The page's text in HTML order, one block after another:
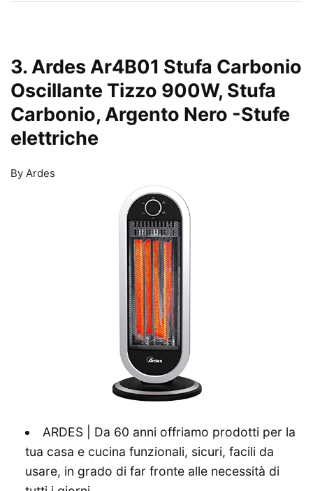
3. Ardes Ar4B01 Stufa Carbonio
Oscillante Tizzo 900W, Stufa
Carbonio, Argento Nero -Stufe
elettriche
By Ardes
ARDES | Da 60 anni offriamo prodotti per la
tua casa e cucina funzionali, sicuri, facili da
usare, in grado di far fronte alle necessità di